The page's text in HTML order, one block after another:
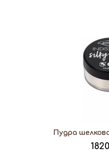
Пудра